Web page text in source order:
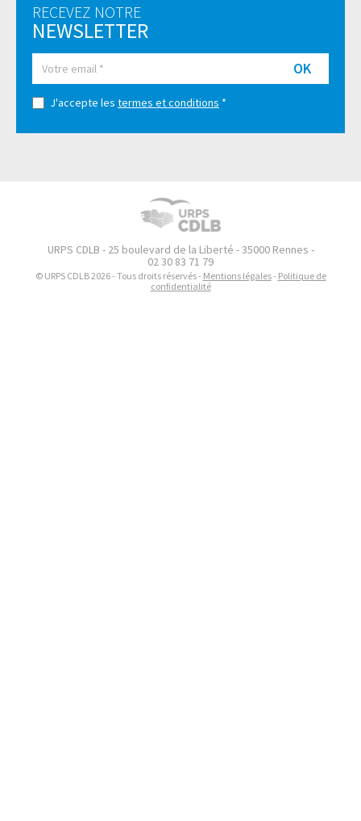
RECEVEZ NOTRE
NEWSLETTER
OK
J'accepte les termes et conditions *
URPS CDLB - 25 boulevard de la Liberté - 35000 Rennes -
02 30 83 71 79
© URPS CDLB 2026 - Tous droits réservés - Mentions légales- Politique de
confidentialité